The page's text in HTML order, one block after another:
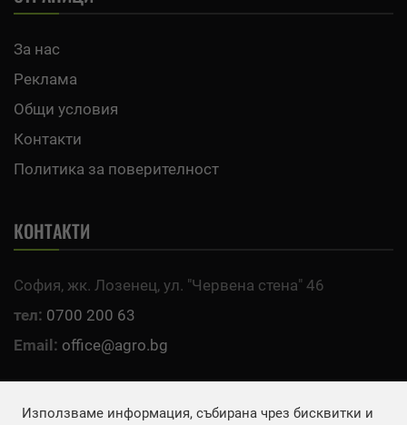
За нас
Реклама
Общи условия
Контакти
Политика за поверителност
КОНТАКТИ
София, жк. Лозенец, ул. "Червена стена" 46
тел: 0700 200 63
Email: office@agro.bg
FACEBOOK
Използваме информация, събирана чрез бисквитки и